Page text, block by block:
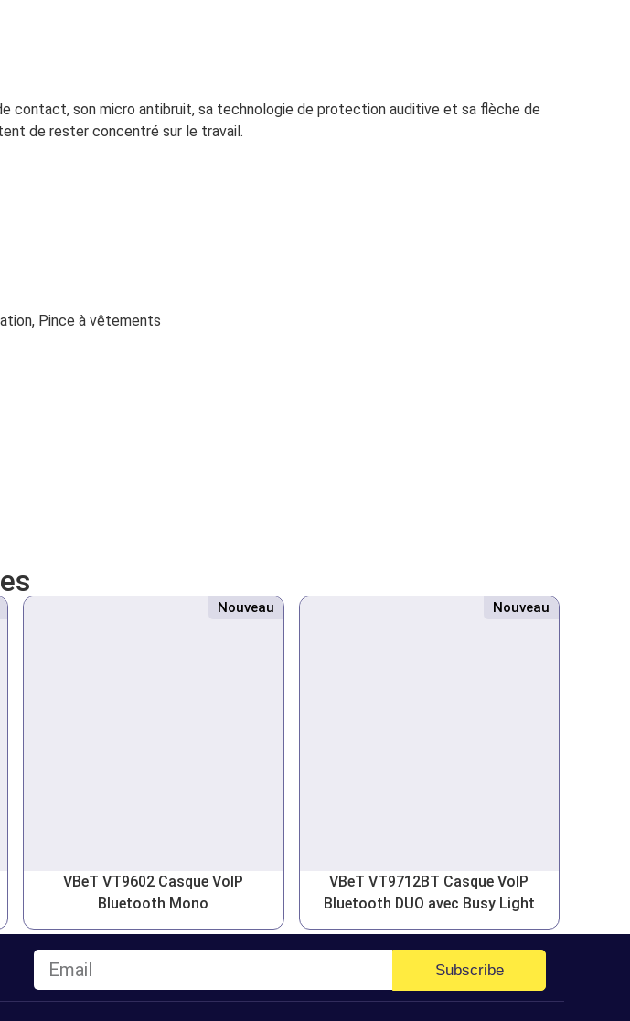
contact, son micro antibruit, sa technologie de protection auditive et sa flèche de
de rester concentré sur le travail.
Pince à vêtements
Nouveau
VBeT VT9602 Casque VoIP
Bluetooth Mono
Nouveau
VBeT VT9712BT Casque VoIP
Bluetooth DUO avec Busy Light
Subscribe